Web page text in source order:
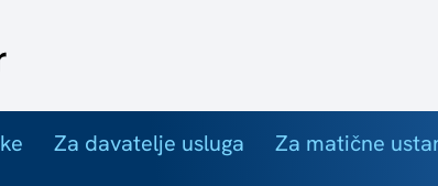
Za davatelje usluga Za matične